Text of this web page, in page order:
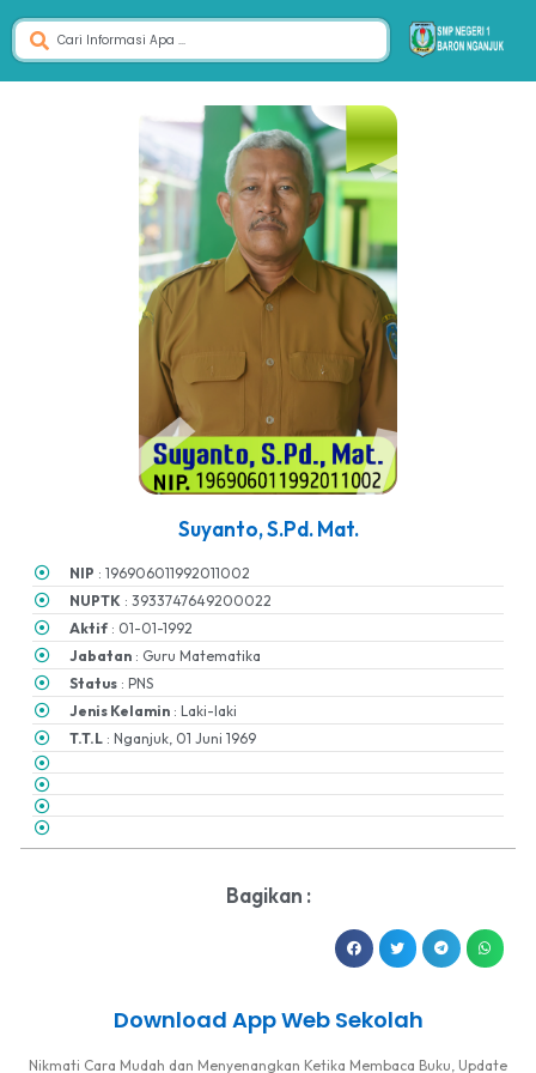
Suyanto, S.Pd. Mat.
NIP : 196906011992011002
NUPTK : 3933747649200022
Aktif : 01-01-1992
Jabatan : Guru Matematika
Status : PNS
Jenis Kelamin : Laki-laki
T.T.L : Nganjuk, 01 Juni 1969
Bagikan :
Download App Web Sekolah
Nikmati Cara Mudah dan Menyenangkan Ketika Membaca Buku, Update